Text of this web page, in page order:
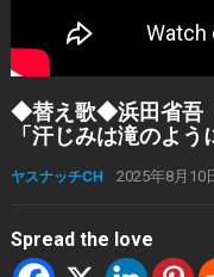
◆替え歌◆浜田省吾
「汗じみは滝のよう
ヤスナッチCH 2025年8月10
Spread the love